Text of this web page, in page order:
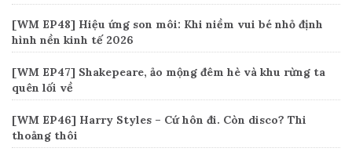
[WM EP48] Hiệu ứng son môi: Khi niềm vui bé nhỏ định
hình nền kinh tế 2026
[WM EP47] Shakepeare, ảo mộng đêm hè và khu rừng ta
quên lối về
[WM EP46] Harry Styles – Cứ hôn đi. Còn disco? Thi
thoảng thôi